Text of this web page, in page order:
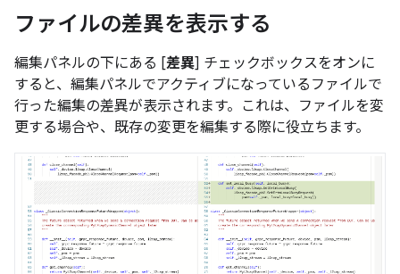
ファイルの差異を表示する
編集パネルの下にある [差異] チェックボックスをオンに
すると、編集パネルでアクティブになっているファイルで
行った編集の差異が表示されます。これは、ファイルを変
更する場合や、既存の変更を編集する際に役立ちます。